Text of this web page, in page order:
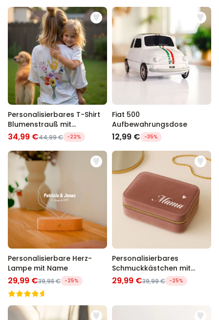
Personalisierbares T-Shirt
Blumenstrauß mit
Handabdruck
34,99 €44,99 € -22%
Fiat 500
Aufbewahrungsdose
12,99 € -35%
Personalisierbare Herz-
Lampe mit Name
29,99 €39,98 € -25%
Personalisierbares
Schmuckkästchen mit
Name
29,99 €39,99 € -25%